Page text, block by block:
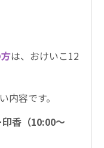
は、おけいこ12
容です。
香（10:00～